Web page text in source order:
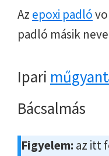
Az epoxi padló
padló másik
Ipari
Bácsalmás
Figyelem: az itt